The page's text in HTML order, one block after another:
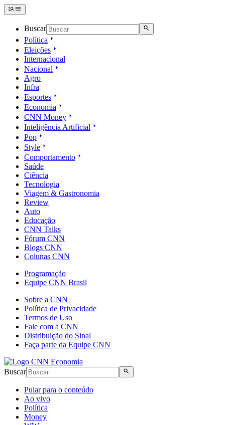
Buscar
Política
Eleições
Internacional
Nacional
Agro
Infra
Esportes
Economia
CNN Money
Inteligência Artificial
Pop
Style
Comportamento
Saúde
Ciência
Tecnologia
Viagem & Gastronomia
Review
Auto
Educação
CNN Talks
Fórum CNN
Blogs CNN
Colunas CNN
Programação
Equipe CNN Brasil
Sobre a CNN
Política de Privacidade
Termos de Uso
Fale com a CNN
Distribuição do Sinal
Faça parte da Equipe CNN
Buscar
Pular para o conteúdo
Ao vivo
Política
Money